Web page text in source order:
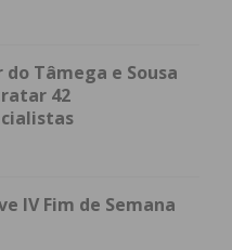
Tâmega e Sousa
42
IV Fim de Semana